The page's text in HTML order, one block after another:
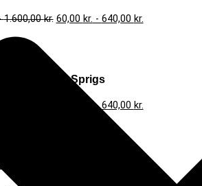
1.600,00kr. 60,00 kr. - 640,00 kr.
Floral Sprigs
-640,00 kr.
Field Noon